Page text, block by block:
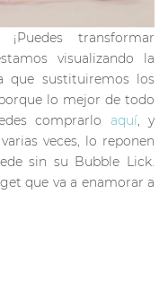
transformar
visualizando la
que sustituiremos los
lo mejor de todo
comprarlo aquí, y
veces, lo reponen
sin su Bubble Lick.
que va a enamorar a